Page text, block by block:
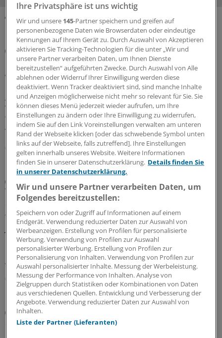
MEHR ZUM THEMA
Risiko einschätzen und Lebensstil ändern
Diabetes und Vorhofflimmern: Das hilft gegen die
gefährliche Kombi
Ein Diabetes schlägt auf Nerven, Nieren, Gefäße und
Augen. Dass er auch Herzrhythmusstörungen und
Vorhofflimmern begünstigen kann, ist weniger bekannt.
Wie Sie Ihre Patientinnen und Patienten bestmöglich
versorgen.
06.08.2026
Thoraxschmerzen bei Kindern haben laut Analyse
selten kardiale Ursachen
Wird der Rettungsdienst gerufen, weil ein Kind oder ein
Jugendlicher plötzlich unter Thoraxschmerzen leidet, ist
die Ursache meistens gutartig und selten kardialen
Ursprungs. Auffällige Vitalparameter sind jedoch ein
Alarmzeichen.
05.08.2026
Plaques bewerten
Screening mittels Koronar-CT: Was das bringen
Ihre Privatsphäre ist uns wichtig
Wir und unsere 145-Partner speichern und greifen auf
personenbezogene Daten wie Browserdaten oder eindeutige
Kennungen auf Ihrem Gerät zu. Durch Auswahl von Akzeptieren
aktivieren Sie Tracking-Technologien für die unter „Wir und
unsere Partner verarbeiten Daten, um Ihnen Dienste
bereitzustellen“ aufgeführten Zwecke. Durch Auswahl von Alle
ablehnen oder Widerruf Ihrer Einwilligung werden diese
deaktiviert. Wenn Tracker deaktiviert sind, sind manche Inhalte
und Anzeigen möglicherweise nicht mehr so relevant für Sie. Sie
können dieses Menü jederzeit wieder aufrufen, um Ihre
Einstellungen zu ändern oder Ihre Einwilligung zu widerrufen,
indem Sie auf den Link Voreinstellungen verwalten am unteren
Rand der Webseite klicken [oder das schwebende Symbol unten
links auf der Webseite, falls zutreffend]. Ihre Einstellungen
gelten innerhalb unseres Website. Weitere Informationen
finden Sie in unserer Datenschutzerklärung. Details finden Sie
in unserer Datenschutzerklärung.
Wir und unsere Partner verarbeiten Daten, um
Folgendes bereitzustellen:
Speichern von oder Zugriff auf Informationen auf einem
Endgerät. Verwendung reduzierter Daten zur Auswahl von
Werbeanzeigen. Erstellung von Profilen für personalisierte
Werbung. Verwendung von Profilen zur Auswahl
personalisierter Werbung. Erstellung von Profilen zur
Personalisierung von Inhalten. Verwendung von Profilen zur
Auswahl personalisierter Inhalte. Messung der Werbeleistung.
Messung der Performance von Inhalten. Analyse von
Zielgruppen durch Statistiken oder Kombinationen von Daten
aus verschiedenen Quellen. Entwicklung und Verbesserung der
Angebote. Verwendung reduzierter Daten zur Auswahl von
Inhalten.
Liste der Partner (Lieferanten)